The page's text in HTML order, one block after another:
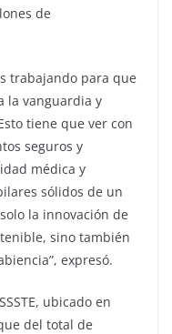
de
trabajando para que
la vanguardia y
tiene que ver con
seguros y
médica y
sólidos de un
la innovación de
sino también
expresó.
ubicado en
del total de